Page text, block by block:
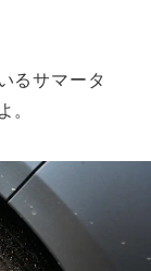
るサマータ